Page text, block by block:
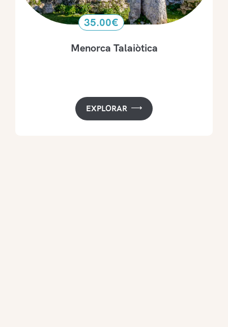
Menorca Talaiòtica
35.00€
EXPLORAR